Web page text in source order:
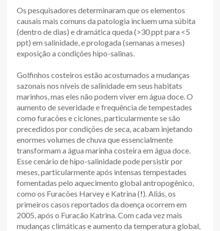
Os pesquisadores determinaram que os elementos
causais mais comuns da patologia incluem uma súbita
(dentro de dias) e dramática queda (>30 ppt para <5
ppt) em salinidade, e prologada (semanas a meses)
exposição a condições hipo-salinas.
Golfinhos costeiros estão acostumados a mudanças
sazonais nos níveis de salinidade em seus habitats
marinhos, mas eles não podem viver em água doce. O
aumento de severidade e frequência de tempestades
como furacões e ciclones, particularmente se são
precedidos por condições de seca, acabam injetando
enormes volumes de chuva que essencialmente
transformam a água marinha costeira em água doce.
Esse cenário de hipo-salinidade pode persistir por
meses, particularmente após intensas tempestades
fomentadas pelo aquecimento global antropogênico,
como os Furacões Harvey e Katrina (!). Aliás, os
primeiros casos reportados da doença ocorrem em
2005, após o Furacão Katrina. Com cada vez mais
mudanças climáticas e aumento da temperatura global,